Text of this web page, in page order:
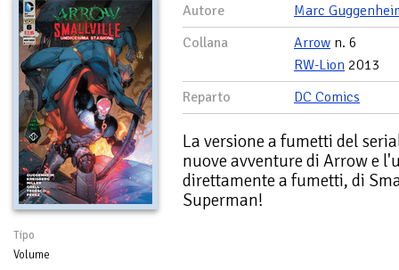
Tipo
Volume
Autore
Marc
Collana
Arrow n. 6
RW-Lion 2013
Reparto
DC Comics
La versione a fumetti del
nuove avventure di Arrow e
direttamente a fumetti, di
Superman!